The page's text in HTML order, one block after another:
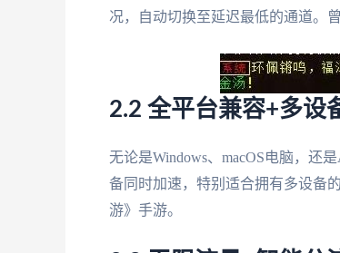
况，自动切换至延迟最低的通道。
2.2 全平台兼容+多设
无论是Windows、macOS电脑，还
备同时加速，特别适合拥有多设备
游》手游。